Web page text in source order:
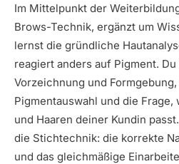
Im Mittelpunkt der
Brows-Technik, ergänzt um
lernst die gründliche
reagiert anders auf Pigment.
Vorzeichnung und
Pigmentauswahl und die
und Haaren deiner Kundin
die Stichtechnik: die korrekte
und das gleichmäßige